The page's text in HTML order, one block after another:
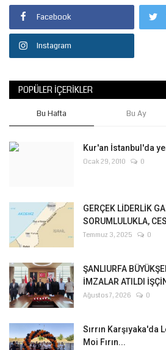
Facebook
Instagram
POPÜLER İÇERIKLER
Bu Hafta Bu Ay
Kur'an İstanbul'da
Ocak 29, 2010 0
GERÇEK LİDERLİK
SORUMLULUKLA,
Temmuz 3, 2025 0
ŞANLIURFA
İMZALAR ATILDI
Ağustos 7, 2026 0
Sırrın Karşıyaka'da
Moi Fırın...